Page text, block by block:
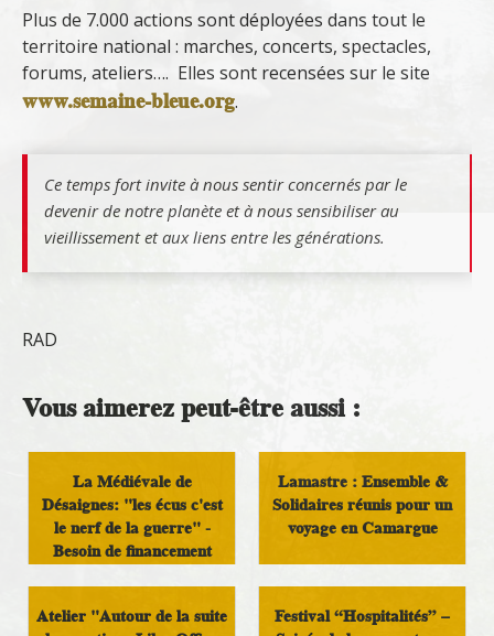
Plus de 7.000 actions sont déployées dans tout le
territoire national : marches, concerts, spectacles,
forums, ateliers…. Elles sont recensées sur le site
www.semaine-bleue.org.
Ce temps fort invite à nous sentir concernés par le
devenir de notre planète et à nous sensibiliser au
vieillissement et aux liens entre les générations.
RAD
Vous aimerez peut-être aussi :
La Médiévale de
Désaignes: "les écus c'est
le nerf de la guerre" -
Besoin de financement
Lamastre : Ensemble &
Solidaires réunis pour un
voyage en Camargue
Atelier "Autour de la suite
Festival “Hospitalités” –